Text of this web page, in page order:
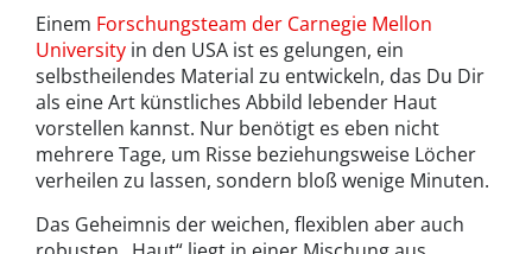
Einem Forschungsteam der Carnegie Mellon
University in den USA ist es gelungen, ein
selbstheilendes Material zu entwickeln, das Du Dir
als eine Art künstliches Abbild lebender Haut
vorstellen kannst. Nur benötigt es eben nicht
mehrere Tage, um Risse beziehungsweise Löcher
verheilen zu lassen, sondern bloß wenige Minuten.
Das Geheimnis der weichen, flexiblen aber auch